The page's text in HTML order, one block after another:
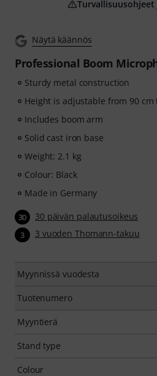
Näytä käännös
Professional Boom
Sturdy metal construction
Height is adjustable from 90
Includes boom arm
Solid cast iron base
Weight: 2.1 kg
Colour: Black
Made in Germany
30 30 päivän palautusoikeus
3 3 vuoden Thomann-takuu
Myynnissä vuodesta
Tuotenumero
Myyntierä
Stand type
Colour